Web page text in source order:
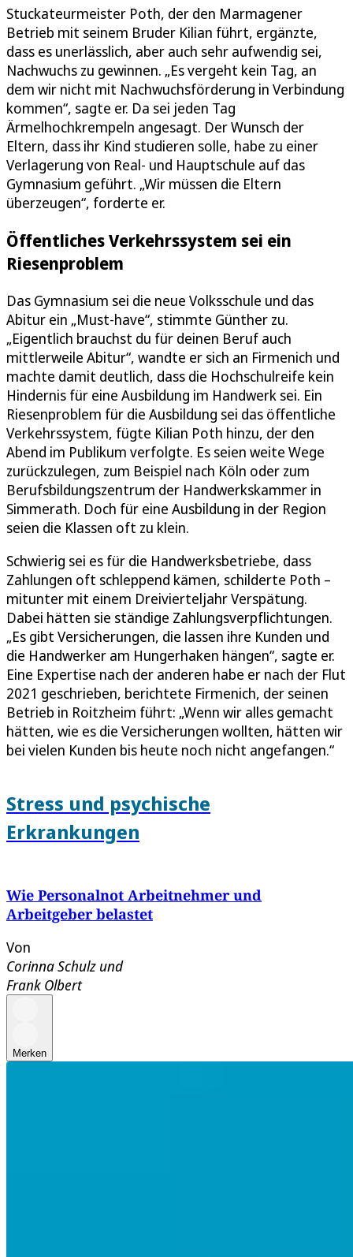
Stuckateurmeister Poth, der den Marmagener
Betrieb mit seinem Bruder Kilian führt, ergänzte,
dass es unerlässlich, aber auch sehr aufwendig sei,
Nachwuchs zu gewinnen. „Es vergeht kein Tag, an
dem wir nicht mit Nachwuchsförderung in Verbindung
kommen“, sagte er. Da sei jeden Tag
Ärmelhochkrempeln angesagt. Der Wunsch der
Eltern, dass ihr Kind studieren solle, habe zu einer
Verlagerung von Real- und Hauptschule auf das
Gymnasium geführt. „Wir müssen die Eltern
überzeugen“, forderte er.
Öffentliches Verkehrssystem sei ein
Riesenproblem
Das Gymnasium sei die neue Volksschule und das
Abitur ein „Must-have“, stimmte Günther zu.
„Eigentlich brauchst du für deinen Beruf auch
mittlerweile Abitur“, wandte er sich an Firmenich und
machte damit deutlich, dass die Hochschulreife kein
Hindernis für eine Ausbildung im Handwerk sei. Ein
Riesenproblem für die Ausbildung sei das öffentliche
Verkehrssystem, fügte Kilian Poth hinzu, der den
Abend im Publikum verfolgte. Es seien weite Wege
zurückzulegen, zum Beispiel nach Köln oder zum
Berufsbildungszentrum der Handwerkskammer in
Simmerath. Doch für eine Ausbildung in der Region
seien die Klassen oft zu klein.
Schwierig sei es für die Handwerksbetriebe, dass
Zahlungen oft schleppend kämen, schilderte Poth –
mitunter mit einem Dreivierteljahr Verspätung.
Dabei hätten sie ständige Zahlungsverpflichtungen.
„Es gibt Versicherungen, die lassen ihre Kunden und
die Handwerker am Hungerhaken hängen“, sagte er.
Eine Expertise nach der anderen habe er nach der Flut
2021 geschrieben, berichtete Firmenich, der seinen
Betrieb in Roitzheim führt: „Wenn wir alles gemacht
hätten, wie es die Versicherungen wollten, hätten wir
bei vielen Kunden bis heute noch nicht angefangen.“
Stress und psychische
Erkrankungen
Wie Personalnot Arbeitnehmer und
Arbeitgeber belastet
Von
Corinna Schulz und
Frank Olbert
Merken